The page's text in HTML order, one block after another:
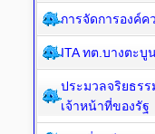
การจัดการองค์ค
ITA ทต.บางตะบู
ประมวลจริยธร
เจ้าหน้าที่ของรัฐ